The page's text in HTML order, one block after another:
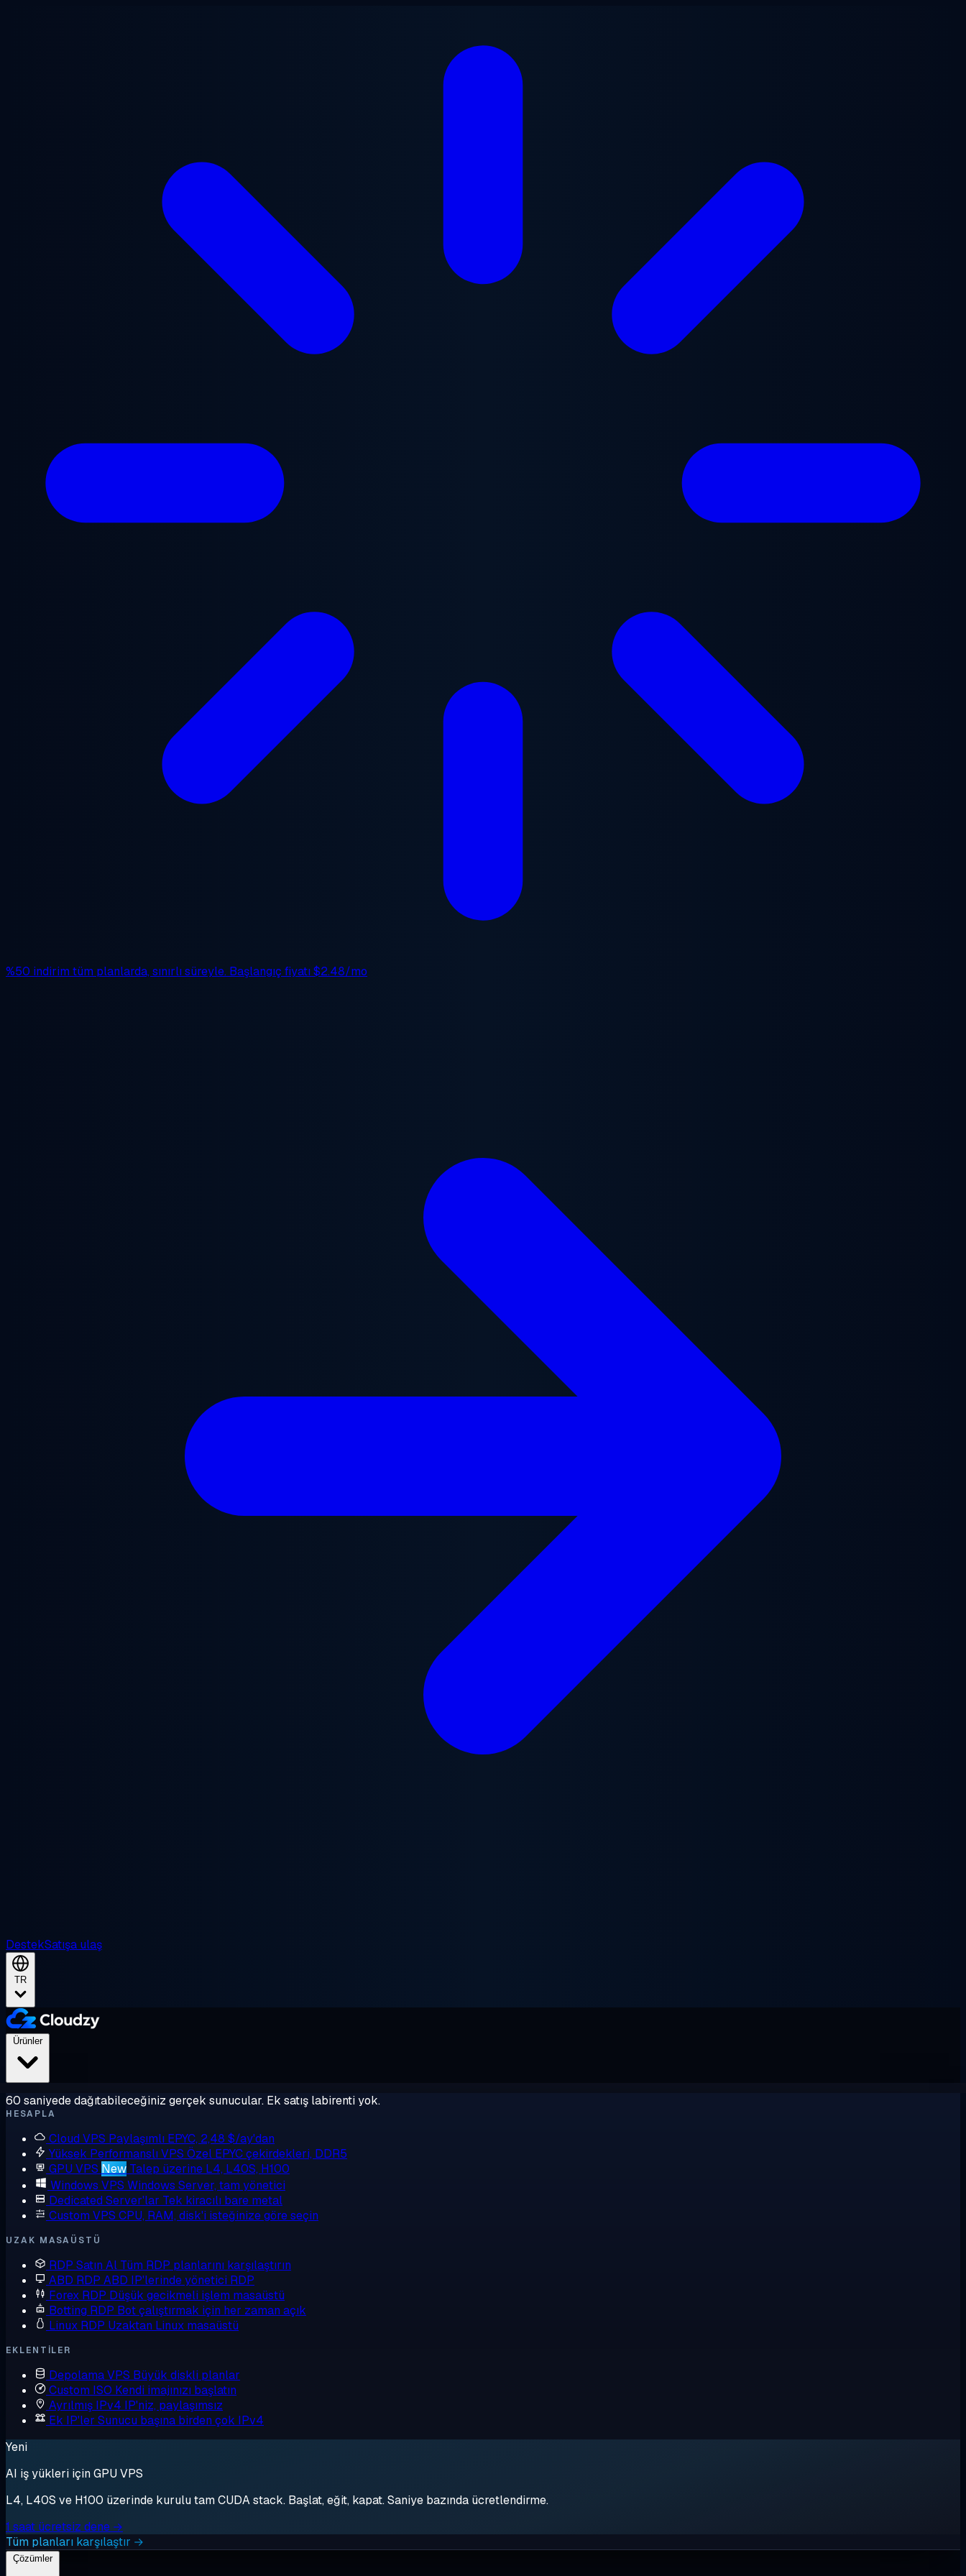
%50 indirim tüm planlarda, sınırlı süreyle. Başlangıç fiyatı $2.48/mo
DestekSatışa ulaş
TR
Ürünler
60 saniyede dağıtabileceğiniz gerçek sunucular. Ek satış labirenti yok.
HESAPLA
Cloud VPS Paylaşımlı EPYC, 2,48 $/ay'dan
Yüksek Performanslı VPS Özel EPYC çekirdekleri, DDR5
GPU VPS New Talep üzerine L4, L40S, H100
Windows VPS Windows Server, tam yönetici
Dedicated Server'lar Tek kiracılı bare metal
Custom VPS CPU, RAM, disk'i isteğinize göre seçin
UZAK MASAÜSTÜ
RDP Satın Al Tüm RDP planlarını karşılaştırın
ABD RDP ABD IP'lerinde yönetici RDP
Forex RDP Düşük gecikmeli işlem masaüstü
Botting RDP Bot çalıştırmak için her zaman açık
Linux RDP Uzaktan Linux masaüstü
EKLENTILER
Depolama VPS Büyük diskli planlar
Custom ISO Kendi imajınızı başlatın
Ayrılmış IPv4 IP'niz, paylaşımsız
Ek IP'ler Sunucu başına birden çok IPv4
Yeni
AI iş yükleri için GPU VPS
L4, L40S ve H100 üzerinde kurulu tam CUDA stack. Başlat, eğit, kapat. Saniye bazında ücretlendirme.
1 saat ücretsiz dene →
Tüm planları karşılaştır →
Çözümler